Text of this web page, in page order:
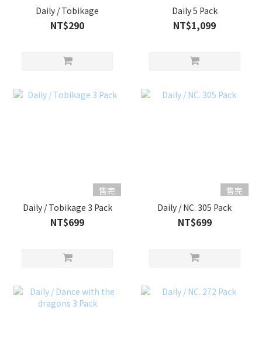
Daily / Tobikage
NT$290
Daily 5 Pack
NT$1,099
售完
Daily / Tobikage 3 Pack
NT$699
售完
Daily / NC. 305 Pack
NT$699